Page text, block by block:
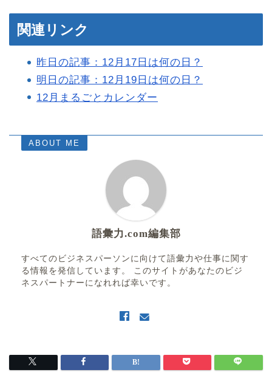
関連リンク
昨日の記事：12月17日は何の日？
明日の記事：12月19日は何の日？
12月まるごとカレンダー
ABOUT ME
語彙力.com編集部
すべてのビジネスパーソンに向けて語彙力や仕事に関す
る情報を発信しています。 このサイトがあなたのビジ
ネスパートナーになれれば幸いです。